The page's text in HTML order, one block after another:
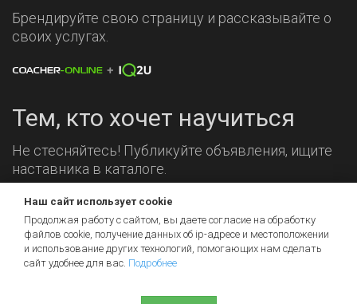
Брендируйте свою страницу и рассказывайте о
своих услугах.
Тем, кто хочет научиться
Не стесняйтесь! Публикуйте объявления, ищите
наставника в каталоге.
Мы на связи!
Наш сайт использует cookie
Продолжая работу с сайтом, вы даете согласие на обработку
файлов cookie, получение данных об ip-адресе и местоположении
и использование других технологий, помогающих нам сделать
сайт удобнее для вас. Подробнее